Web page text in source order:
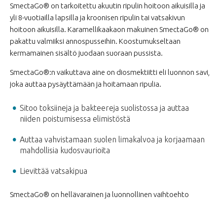
SmectaGo® on tarkoitettu akuutin ripulin hoitoon aikuisilla ja
yli 8-vuotiailla lapsilla ja kroonisen ripulin tai vatsakivun
hoitoon aikuisilla. Karamellikaakaon makuinen SmectaGo® on
pakattu valmiiksi annospusseihin. Koostumukseltaan
kermamainen sisältö juodaan suoraan pussista.
SmectaGo®:n vaikuttava aine on diosmektiitti eli luonnon savi,
joka auttaa pysäyttämään ja hoitamaan ripulia.
Sitoo toksiineja ja bakteereja suolistossa ja auttaa
niiden poistumisessa elimistöstä
Auttaa vahvistamaan suolen limakalvoa ja korjaamaan
mahdollisia kudosvaurioita
Lievittää vatsakipua
SmectaGo® on hellävarainen ja luonnollinen vaihtoehto